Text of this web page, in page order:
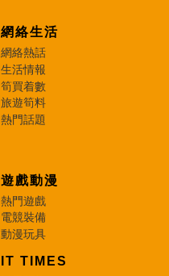
網絡生活
網絡熱話
生活情報
筍買着數
旅遊筍料
熱門話題
遊戲動漫
熱門遊戲
電競裝備
動漫玩具
IT TIMES